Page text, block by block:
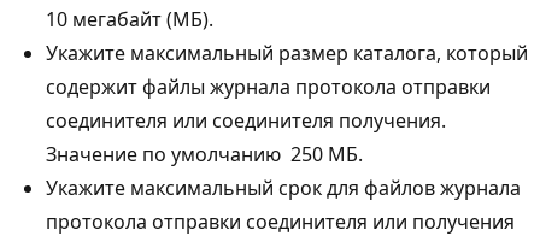
10 мегабайт (МБ).
Укажите максимальный размер каталога, который
содержит файлы журнала протокола отправки
соединителя или соединителя получения.
Значение по умолчанию  250 МБ.
Укажите максимальный срок для файлов журнала
протокола отправки соединителя или получения